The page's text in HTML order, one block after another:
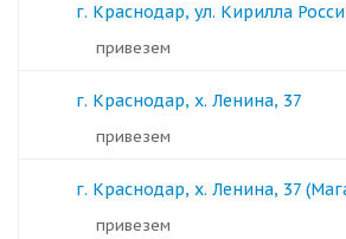
г. Краснодар, ул. Кирилла
Привезем
г. Краснодар, х. Ленина, 37
Привезем
г. Краснодар, х. Ленина, 37
Привезем